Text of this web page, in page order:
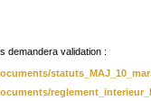
demandera validation :